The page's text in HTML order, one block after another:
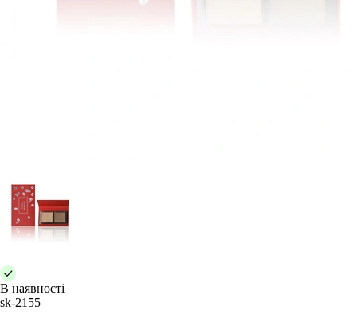
В наявності
sk-2155